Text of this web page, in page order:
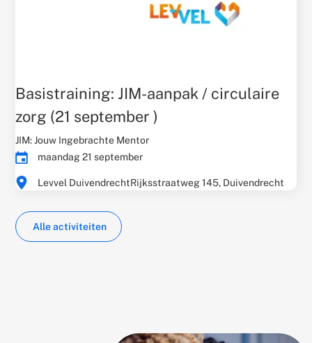
Basistraining: JIM-aanpak / circulaire
zorg (21 september )
Gerelateerd
thema:
JIM: Jouw Ingebrachte Mentor
Evenementdatum:
maandag 21 september
Times:
Evenementlocatie:
Levvel DuivendrechtRijksstraatweg 145, Duivendrecht
Alle activiteiten